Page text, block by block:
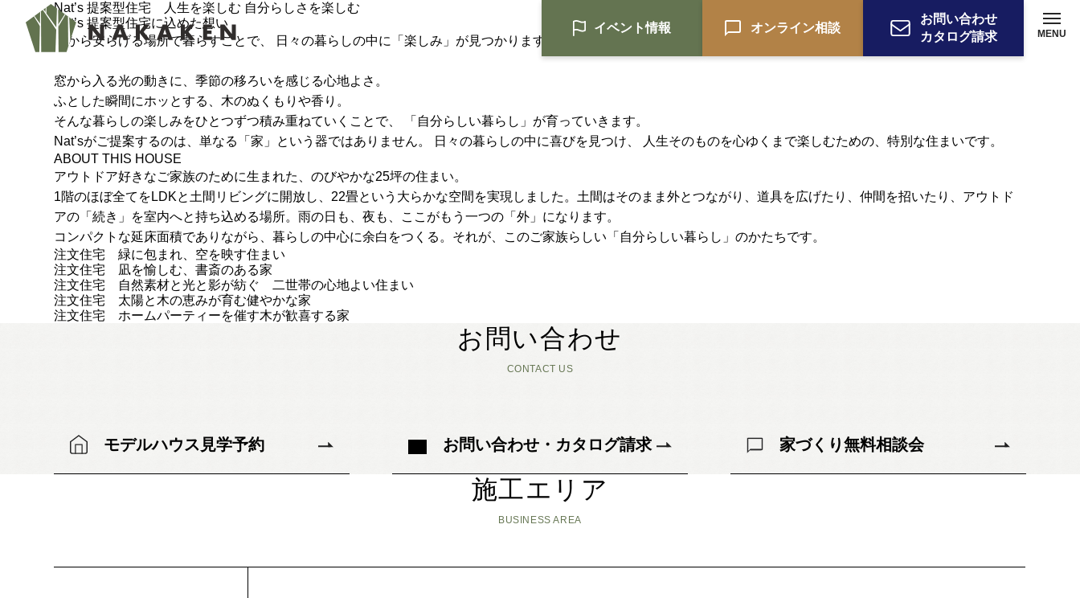
イベント情報 オンライン相談
お問い合わせ
カタログ請求
MENU
注文住宅
Nat's 提案型住宅
不動産/土地・物件情報
暮らしの実例集
私たちについて
スタッフ紹介
会社概要
モデルハウス見学予約
Nat’s 提案型住宅 人生を楽しむ 自分らしさを楽しむ
Nat’s 提案型住宅に込めた想い
心から安らげる場所で暮らすことで、 日々の暮らしの中に「楽しみ」が見つかります。
窓から入る光の動きに、季節の移ろいを感じる心地よさ。
ふとした瞬間にホッとする、木のぬくもりや香り。
そんな暮らしの楽しみをひとつずつ積み重ねていくことで、 「自分らしい暮らし」が育っていきます。
Nat’sがご提案するのは、単なる「家」という器ではありません。 日々の暮らしの中に喜びを見つけ、 人生そのものを心ゆくまで楽しむための、特別な住まいです。
ABOUT THIS HOUSE
アウトドア好きなご家族のために生まれた、のびやかな25坪の住まい。
1階のほぼ全てをLDKと土間リビングに開放し、22畳という大らかな空間を実現しました。土間はそのまま外とつながり、道具を広げたり、仲間を招いたり、アウトド
アの「続き」を室内へと持ち込める場所。雨の日も、夜も、ここがもう一つの「外」になります。
コンパクトな延床面積でありながら、暮らしの中心に余白をつくる。それが、このご家族らしい「自分らしい暮らし」のかたちです。
注文住宅 緑に包まれ、空を映す住まい
注文住宅 凪を愉しむ、書斎のある家
注文住宅 自然素材と光と影が紡ぐ 二世帯の心地よい住まい
注文住宅 太陽と木の恵みが育む健やかな家
注文住宅 ホームパーティーを催す木が歓喜する家
お問い合わせ
CONTACT US
モデルハウス見学予約 お問い合わせ・カタログ請求 家づくり無料相談会
施工エリア
BUSINESS AREA